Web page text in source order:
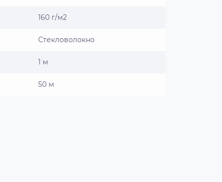
160 г/м2
Стекловолокно
1 м
50 м